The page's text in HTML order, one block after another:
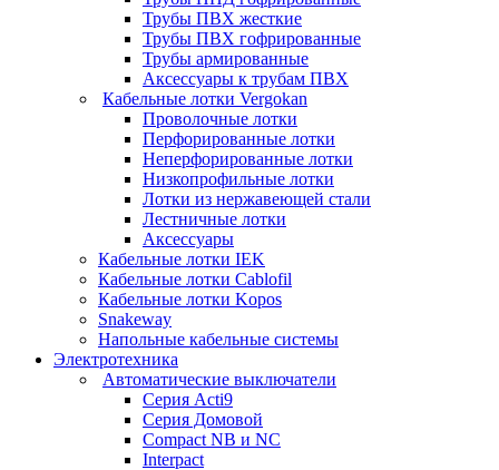
Трубы ПВХ жесткие
Трубы ПВХ гофрированные
Трубы армированные
Аксессуары к трубам ПВХ
Кабельные лотки Vergokan
Проволочные лотки
Перфорированные лотки
Неперфорированные лотки
Низкопрофильные лотки
Лотки из нержавеющей стали
Лестничные лотки
Аксессуары
Кабельные лотки IEK
Кабельные лотки Cablofil
Кабельные лотки Kopos
Snakeway
Напольные кабельные системы
Электротехника
Автоматические выключатели
Серия Acti9
Серия Домовой
Compact NB и NC
Interpact